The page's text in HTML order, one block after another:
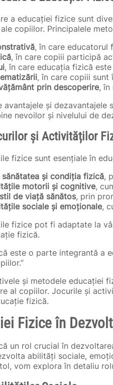
a educației fizice sunt
copiilor. Principalele
, în care educatorul
, în care copiii participă
, în care educația fizică
, în care copiii sunt
prin descoperire, în
avantajele și
nevoilor și nivelului de
și Activităților
fizice sunt esențiale în
și condiția fizică,
motorii și cognitive,
de viață sănătos, prin
sociale și emoționale,
fizice pot fi adaptate la
fizică.
este o parte integrantă a
și metodele educației
al copiilor. Jocurile și
fizică.
Fizice în
un rol crucial în
abilități sociale,
vom explora în detaliu